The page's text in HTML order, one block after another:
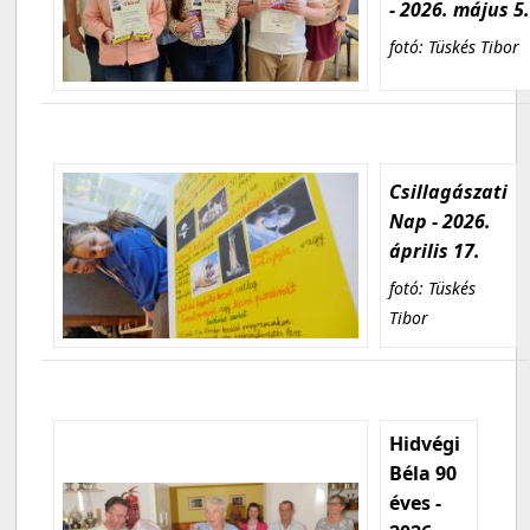
- 2026. május 5.
fotó: Tüskés Tibor
Csillagászati
Nap - 2026.
április 17.
fotó: Tüskés
Tibor
Hidvégi
Béla 90
éves -